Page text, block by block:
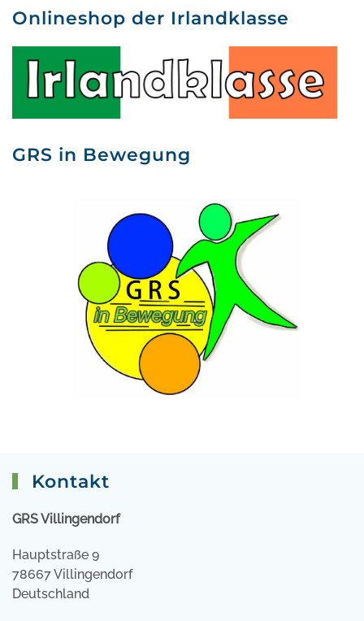
Onlineshop der Irlandklasse
GRS in Bewegung
Kontakt
GRS Villingendorf
Hauptstraße 9
78667 Villingendorf
Deutschland